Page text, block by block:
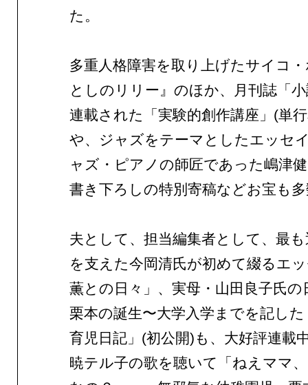
た。
多重人格障害を取り上げたサイコ
としのリリー』のほか、月刊誌「
連載された「実験的創作講座」(単
や、ジャズをテーマとしたエッセ
ャズ・ピアノの師匠であった嶋津
書き下ろしの特別寄稿などお宝も
夫として、担当編集者として、最
を支えた今岡清氏が初めて綴るエ
薫との日々」、実母・山田良子氏の
栗本の誕生〜大学入学までを記し
育児日記」(初公開)も、大好評連載
暁テル子の歌を聴いて「ねえママ